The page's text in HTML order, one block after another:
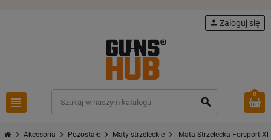
view_headline search
person Zaloguj się
0
chevron_right Akcesoria chevron_right Pozostałe chevron_right Maty strzeleckie chevron_right Mata Strzelecka Forsport XL